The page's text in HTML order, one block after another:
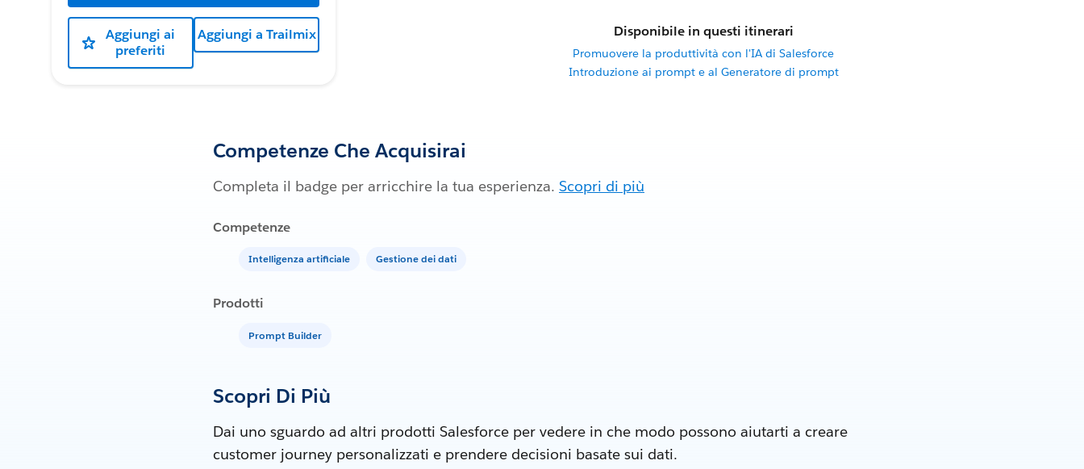
Aggiungi ai
preferiti
Aggiungi a Trailmix Disponibile in questi itinerari
Promuovere la produttività con l'IA di Salesforce
Introduzione ai prompt e al Generatore di prompt
Competenze Che Acquisirai
Completa il badge per arricchire la tua esperienza. Scopri di più
Competenze
Intelligenza artificiale Gestione dei dati
Prodotti
Prompt Builder
Scopri Di Più
Dai uno sguardo ad altri prodotti Salesforce per vedere in che modo possono aiutarti a creare
customer journey personalizzati e prendere decisioni basate sui dati.